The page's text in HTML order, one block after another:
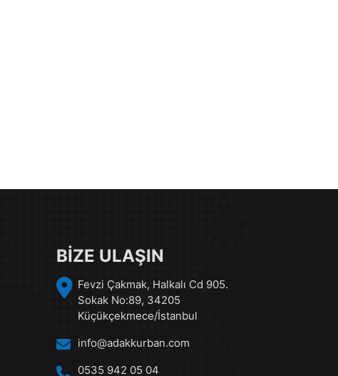
BİZE ULAŞIN
Fevzi Çakmak, Halkalı Cd 905.
Sokak No:89, 34205
Küçükçekmece/İstanbul
info@adakkurban.com
0535 942 05 04